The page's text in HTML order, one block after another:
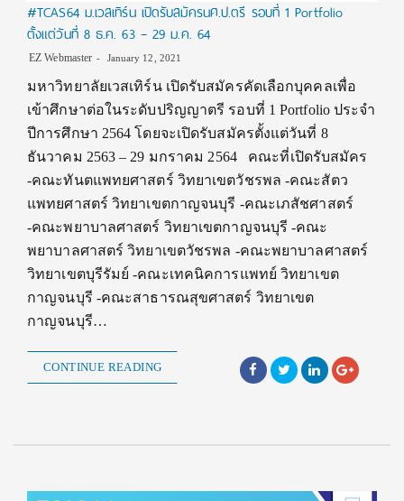
#TCAS64 ม.เวสเทิร์น เปิดรับสมัครนศ.ป.ตรี รอบที่ 1 Portfolio
ตั้งแต่วันที่ 8 ธ.ค. 63 – 29 ม.ค. 64
EZ Webmaster January 12, 2021
มหาวิทยาลัยเวสเทิร์น เปิดรับสมัครคัดเลือกบุคคลเพื่อ
เข้าศึกษาต่อในระดับปริญญาตรี รอบที่ 1 Portfolio ประจำ
ปีการศึกษา 2564 โดยจะเปิดรับสมัครตั้งแต่วันที่ 8
ธันวาคม 2563 – 29 มกราคม 2564 คณะที่เปิดรับสมัคร
-คณะทันตแพทยศาสตร์ วิทยาเขตวัชรพล -คณะสัตว
แพทยศาสตร์ วิทยาเขตกาญจนบุรี -คณะเภสัชศาสตร์
-คณะพยาบาลศาสตร์ วิทยาเขตกาญจนบุรี -คณะ
พยาบาลศาสตร์ วิทยาเขตวัชรพล -คณะพยาบาลศาสตร์
วิทยาเขตบุรีรัมย์ -คณะเทคนิคการแพทย์ วิทยาเขต
กาญจนบุรี -คณะสาธารณสุขศาสตร์ วิทยาเขต
กาญจนบุรี…
CONTINUE READING